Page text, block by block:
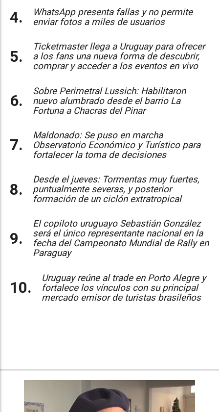
WhatsApp presenta fallas y no permite
enviar fotos a miles de usuarios
Ticketmaster llega a Uruguay para ofrecer
a los fans una nueva forma de descubrir,
comprar y acceder a los eventos en vivo
Sobre Perimetral Lussich: Habilitaron
nuevo alumbrado desde el barrio La
Fortuna a Chacras del Pinar
Maldonado: Se puso en marcha
Observatorio Económico y Turístico para
fortalecer la toma de decisiones
Desde el jueves: Tormentas muy fuertes,
puntualmente severas, y posterior
formación de un ciclón extratropical
El copiloto uruguayo Sebastián González
será el único representante nacional en la
fecha del Campeonato Mundial de Rally en
Paraguay
Uruguay reúne al trade en Porto Alegre y
fortalece los vínculos con su principal
mercado emisor de turistas brasileños